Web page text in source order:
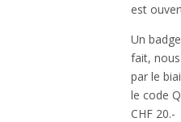
est
Un
fait,
par le
le code
CHF 20.-